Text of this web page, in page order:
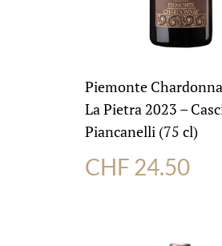
Piemonte
La Pietra 2023 –
Piancanelli (75 cl)
CHF 24.50